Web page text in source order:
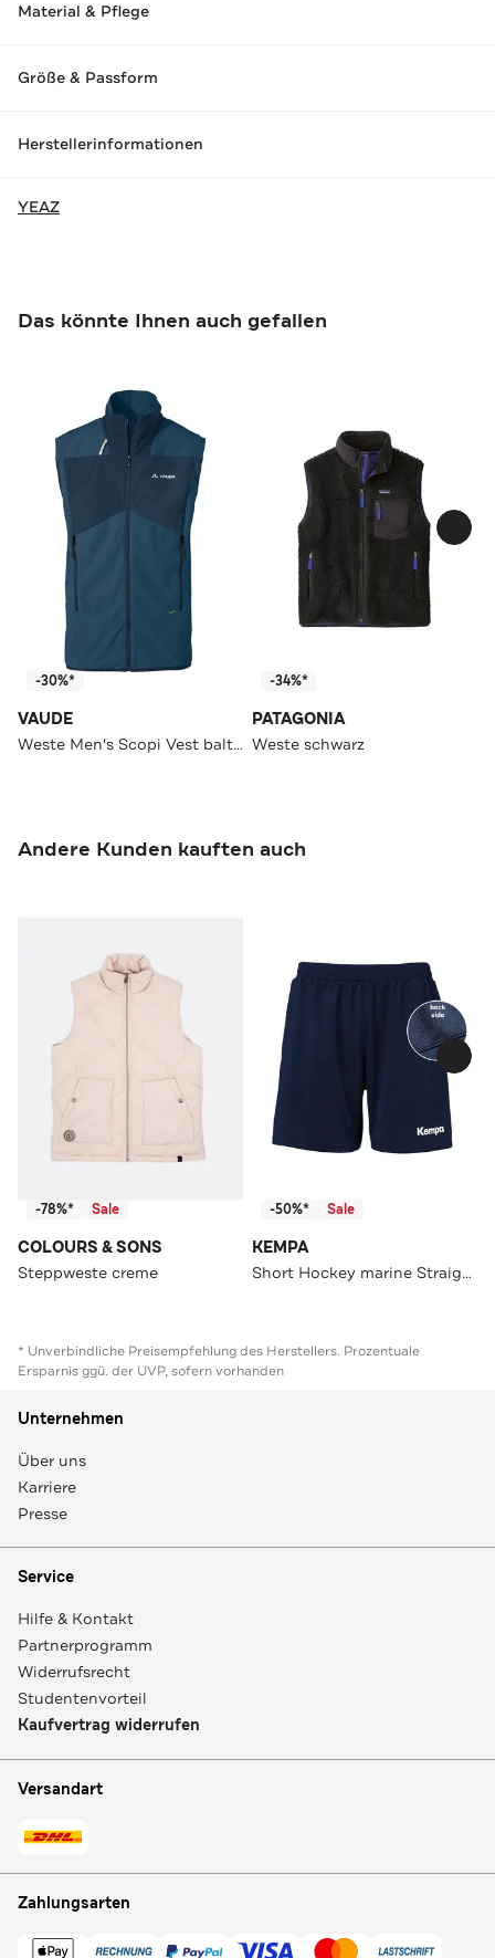
Material & Pflege
Größe & Passform
Herstellerinformationen
YEAZ
Das könnte Ihnen auch gefallen
-30%*
VAUDE
Weste Men's Scopi Vest baltic sea/blue
-34%*
PATAGONIA
Weste schwarz
Andere Kunden kauften auch
-78%* Sale
COLOURS & SONS
Steppweste creme
-50%* Sale
KEMPA
Short Hockey marine Straight
* Unverbindliche Preisempfehlung des Herstellers. Prozentuale
Ersparnis ggü. der UVP, sofern vorhanden
Unternehmen
Über uns
Karriere
Presse
Service
Hilfe & Kontakt
Partnerprogramm
Widerrufsrecht
Studentenvorteil
Kaufvertrag widerrufen
Versandart
Zahlungsarten